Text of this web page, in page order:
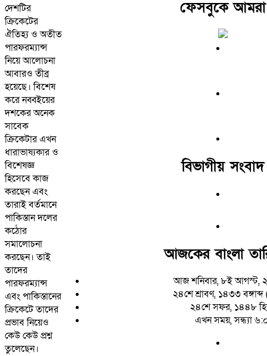
দেশটির
ক্রিকেটের
ঐতিহ্য ও অতীত
পারফরম্যান্স
নিয়ে আলোচনা
আবারও তীব্র
হয়েছে। বিশেষ
করে নব্বইয়ের
দশকের অনেক
সাবেক
ক্রিকেটার এখন
ধারাভাষ্যকার ও
বিশেষজ্ঞ
হিসেবে কাজ
করছেন এবং
তারাই বর্তমানে
পাকিস্তান দলের
কঠোর
সমালোচনা
করছেন। তাই
তাদের
পারফরম্যান্স
এবং পাকিস্তানের
ক্রিকেটে তাদের
প্রভাব নিয়েও
কেউ কেউ প্রশ্ন
তুলেছেন।
ফেসবুকে আমরা
বিভাগীয় সংবাদ
আজকের বাংলা
আজ শনিবার, ৮ই আগস্ট,
২৪শে শ্রাবণ, ১৪৩৩ বঙ্গাব্দ
২৪শে সফর, ১৪৪৮
এখন সময়, সন্ধ্যা